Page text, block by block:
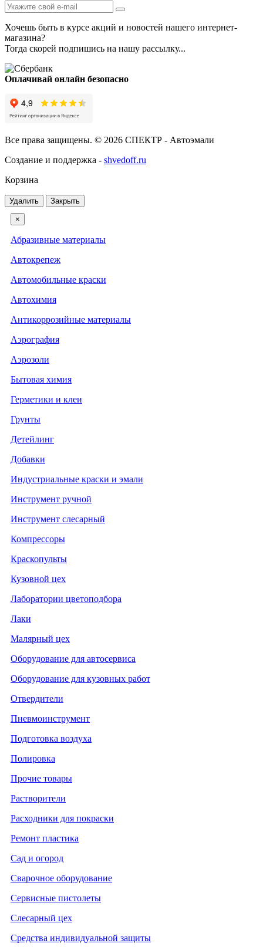
Хочешь быть в курсе акций и новостей нашего интернет-
магазина?
Тогда скорей подпишись на нашу рассылку...
Оплачивай онлайн безопасно
Все права защищены. © 2026 СПЕКТР - Автоэмали
Создание и поддержка - shvedoff.ru
Корзина
Удалить Закрыть
×
Абразивные материалы
Автокрепеж
Автомобильные краски
Автохимия
Антикоррозийные материалы
Аэрография
Аэрозоли
Бытовая химия
Герметики и клеи
Грунты
Детейлинг
Добавки
Индустриальные краски и эмали
Инструмент ручной
Инструмент слесарный
Компрессоры
Краскопульты
Кузовной цех
Лаборатории цветоподбора
Лаки
Малярный цех
Оборудование для автосервиса
Оборудование для кузовных работ
Отвердители
Пневмоинструмент
Подготовка воздуха
Полировка
Прочие товары
Растворители
Расходники для покраски
Ремонт пластика
Сад и огород
Сварочное оборудование
Сервисные пистолеты
Слесарный цех
Средства индивидуальной защиты